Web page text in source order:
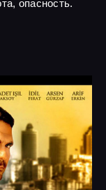
опасность.